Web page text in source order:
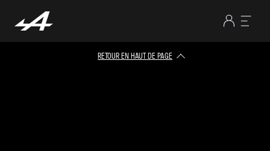
RETOUR EN HAUT DE PAGE